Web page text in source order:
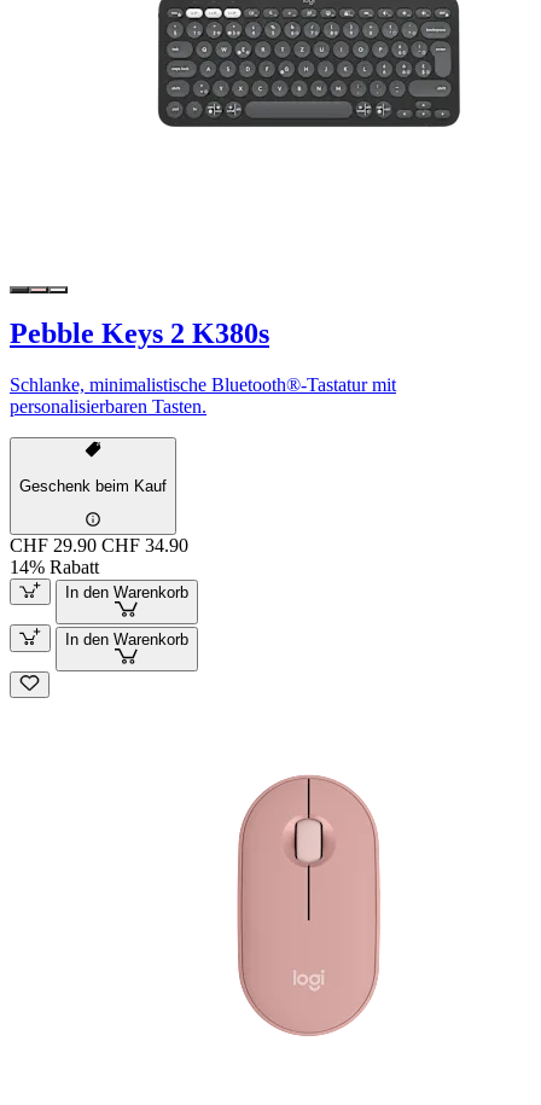
Pebble Keys 2 K380s
Schlanke, minimalistische Bluetooth®-Tastatur mit
personalisierbaren Tasten.
Geschenk beim Kauf
CHF 29.90 CHF 34.90
14% Rabatt
In den Warenkorb
In den Warenkorb